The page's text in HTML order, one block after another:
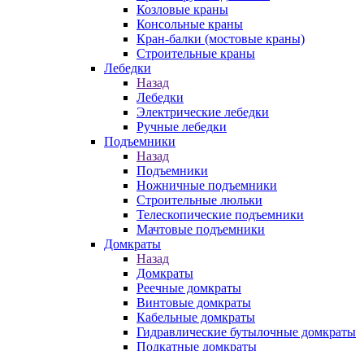
Козловые краны
Консольные краны
Кран-балки (мостовые краны)
Строительные краны
Лебедки
Назад
Лебедки
Электрические лебедки
Ручные лебедки
Подъемники
Назад
Подъемники
Ножничные подъемники
Строительные люльки
Телескопические подъемники
Мачтовые подъемники
Домкраты
Назад
Домкраты
Реечные домкраты
Винтовые домкраты
Кабельные домкраты
Гидравлические бутылочные домкраты
Подкатные домкраты